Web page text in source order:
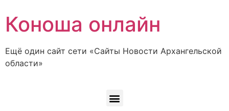
Коноша онлайн
Ещё один сайт сети «Сайты Новости Архангельской
области»